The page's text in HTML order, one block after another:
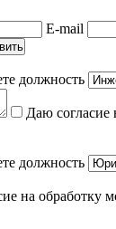
E-mail
должность
Даю согласие
должность
на обработку